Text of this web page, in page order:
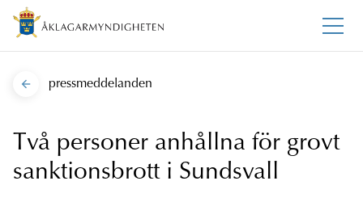
pressmeddelanden
Två personer anhållna för grovt
sanktionsbrott i Sundsvall